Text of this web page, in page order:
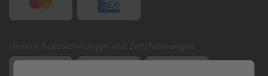
Unsere Auszeichnungen und Zertifizierungen